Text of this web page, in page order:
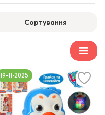
Сортування
19-11-2025